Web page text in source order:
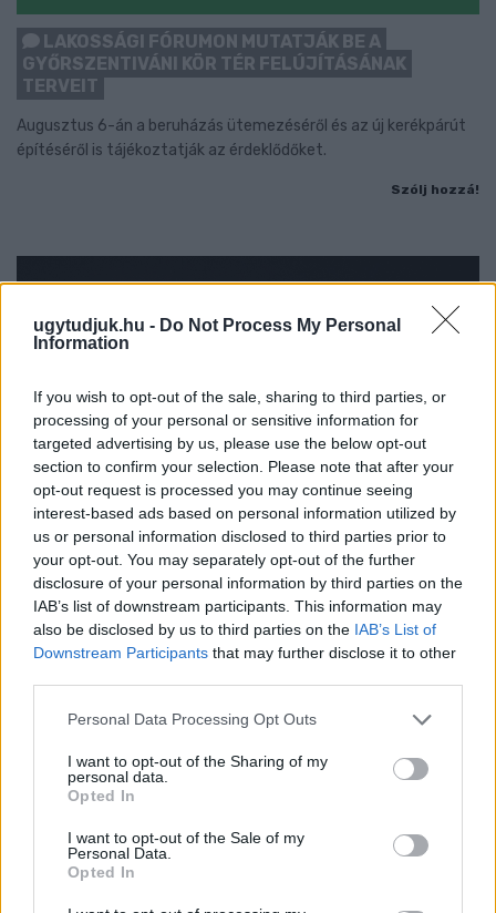
ugytudjuk.hu - Do Not Process My Personal
Information
If you wish to opt-out of the sale, sharing to third parties, or
processing of your personal or sensitive information for
targeted advertising by us, please use the below opt-out
section to confirm your selection. Please note that after your
opt-out request is processed you may continue seeing
interest-based ads based on personal information utilized by
us or personal information disclosed to third parties prior to
your opt-out. You may separately opt-out of the further
disclosure of your personal information by third parties on the
IAB’s list of downstream participants. This information may
also be disclosed by us to third parties on the IAB’s List of
Downstream Participants that may further disclose it to other
Please note that this website/app uses one or more Google
not limited to your visit or usage behaviour. You may click to
grant or deny consent to Google and its third-party tags to
use your data for below specified purposes in below Google
consent section.
Personal Data Processing Opt Outs
I want to opt-out of the Sharing of my
personal data.
Opted In
I want to opt-out of the Sale of my
Personal Data.
Opted In
LAKOSSÁGI FÓRUMON MUTATJÁK BE A
GYŐRSZENTIVÁNI KÖR TÉR FELÚJÍTÁSÁNAK
TERVEIT
Augusztus 6-án a beruházás ütemezéséről és az új kerékpárút
építéséről is tájékoztatják az érdeklődőket.
Szólj hozzá!
A NAPOKBAN BEFEJEZŐDIK A GYŐRI
DÍSZKIVILÁGÍTÁS LEKAPCSOLÁSA
A város 77 helyszínén zajlik a munkavégzés, a Győr Projekt
Szólj hozzá!